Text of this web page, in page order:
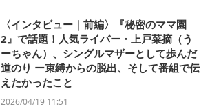
〈インタビュー｜前編〉『秘密のママ園
2』で話題！人気ライバー・上戸菜摘（う
ーちゃん）、シングルマザーとして歩んだ
道のり ー束縛からの脱出、そして番組で伝
えたかったこと
2026/04/19 11:51